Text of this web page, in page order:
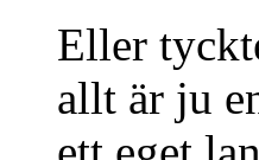
Eller
allt är ju